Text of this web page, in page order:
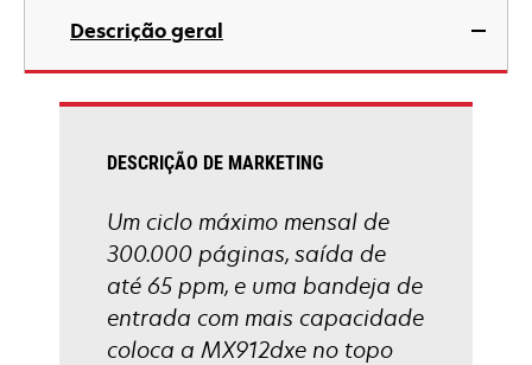
nova
guia
Descrição geral
DESCRIÇÃO DE MARKETING
Um ciclo máximo mensal de
300.000 páginas, saída de
até 65 ppm, e uma bandeja de
entrada com mais capacidade
coloca a MX912dxe no topo